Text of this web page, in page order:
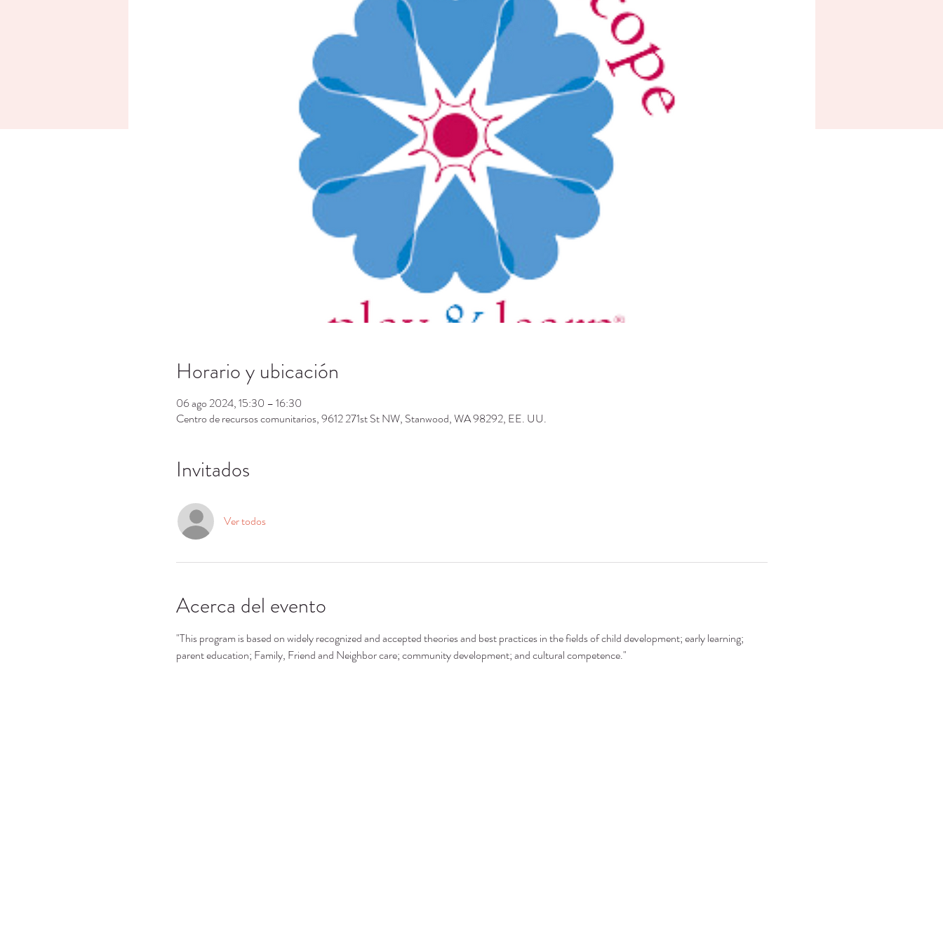
Horario y ubicación
06 ago 2024, 15:30 – 16:30
Centro de recursos comunitarios, 9612 271st St NW, Stanwood, WA 98292, EE. UU.
Invitados
Ver todos
Acerca del evento
"This program is based on widely recognized and accepted theories and best practices in the fields of child development; early learning;
parent education; Family, Friend and Neighbor care; community development; and cultural competence."